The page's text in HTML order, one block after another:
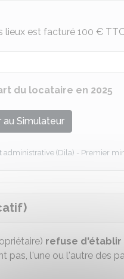
lieux est facturé 100 €
du locataire en 2025
Simulateur
(Dila) - Premier
refuse d'établir
pas, l'une ou l'autre des